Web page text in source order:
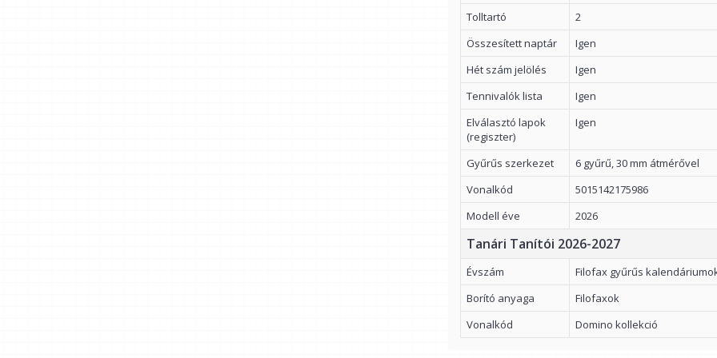
Tolltartó
2
Összesített naptár
Igen
Hét szám jelölés
Igen
Tennivalók lista
Igen
Elválasztó lapok
(regiszter)
Igen
Gyűrűs szerkezet
6 gyűrű, 30 mm átmérővel
Vonalkód
5015142175986
Modell éve
2026
Tanári Tanítói 2026-2027
Évszám
Filofax gyűrűs
Borító anyaga
Filofaxok
Vonalkód
Domino kollekció